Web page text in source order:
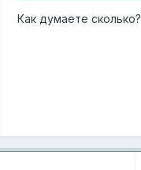
Как думаете сколько?